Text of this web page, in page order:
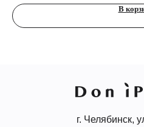
В
г. Челябинск,